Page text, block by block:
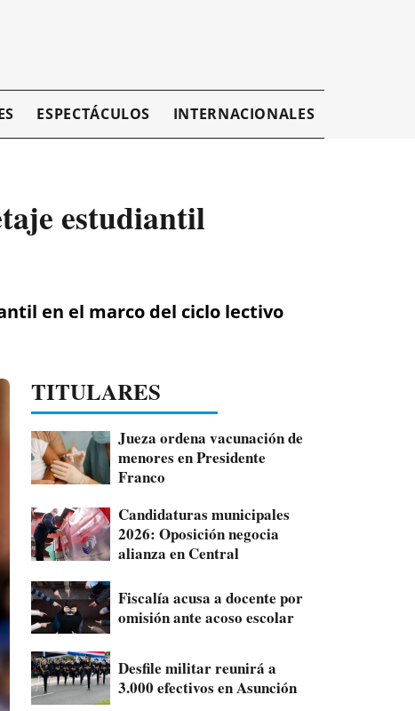
ESPECTÁCULOS INTERNACIONALES
estudiantil
en el marco del ciclo lectivo
TITULARES
Jueza ordena vacunación de
menores en Presidente
Franco
Candidaturas municipales
2026: Oposición negocia
alianza en Central
Fiscalía acusa a docente por
omisión ante acoso escolar
Desfile militar reunirá a
3.000 efectivos en Asunción